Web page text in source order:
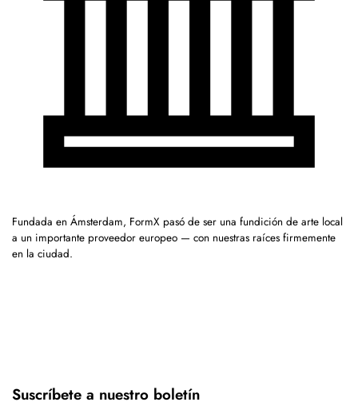
Fundada en Ámsterdam, FormX pasó de ser una fundición de arte local
a un importante proveedor europeo — con nuestras raíces firmemente
en la ciudad.
Suscríbete a nuestro boletín